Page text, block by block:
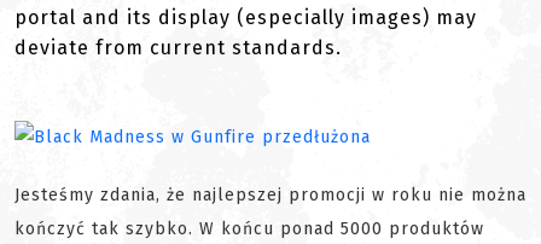
portal and its display (especially images) may
deviate from current standards.
Jesteśmy zdania, że najlepszej promocji w roku nie można
kończyć tak szybko. W końcu ponad 5000 produktów